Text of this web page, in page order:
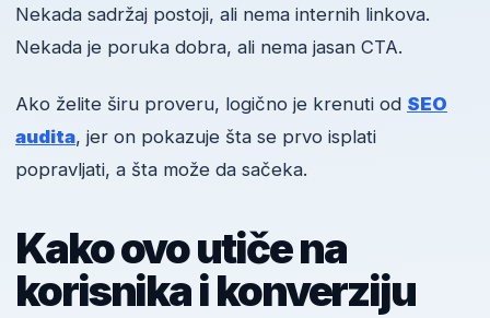
Nekada sadržaj postoji, ali nema internih linkova.
Nekada je poruka dobra, ali nema jasan CTA.
Ako želite širu proveru, logično je krenuti od SEO
audita, jer on pokazuje šta se prvo isplati
popravljati, a šta može da sačeka.
Kako ovo utiče na
korisnika i konverziju